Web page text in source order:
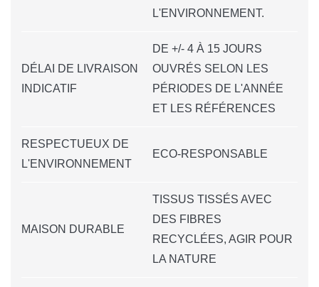
L'ENVIRONNEMENT.
DÉLAI DE LIVRAISON
INDICATIF
DE +/- 4 À 15 JOURS
OUVRÉS SELON LES
PÉRIODES DE L'ANNÉE
ET LES RÉFÉRENCES
RESPECTUEUX DE
L'ENVIRONNEMENT
ECO-RESPONSABLE
MAISON DURABLE
TISSUS TISSÉS AVEC
DES FIBRES
RECYCLÉES, AGIR POUR
LA NATURE